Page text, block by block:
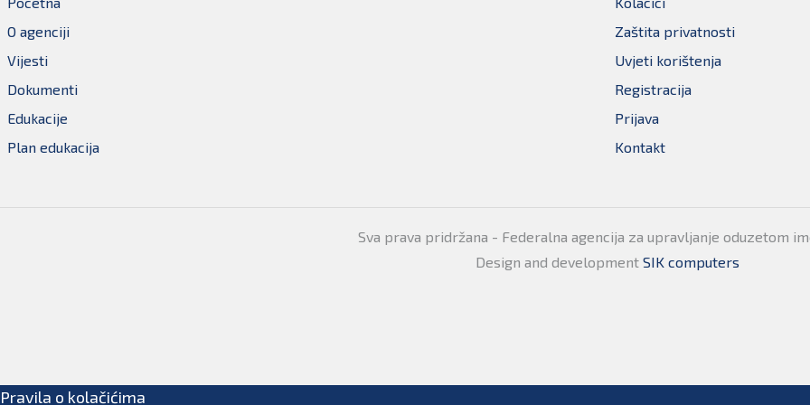
O agenciji
Vijesti
Dokumenti
Edukacije
Plan edukacija
Zaštita privatnosti
Uvjeti korištenja
Registracija
Prijava
Kontakt
Sva prava pridržana - Federalna agencija za upravljanje oduzetom
Design and development SIK computers
Pravila o kolačićima